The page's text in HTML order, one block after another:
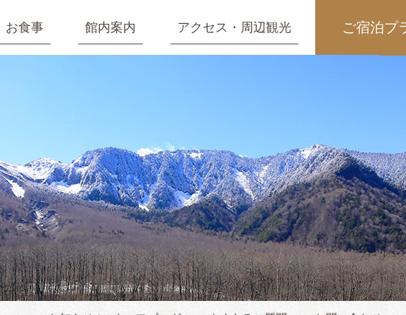
お食事 館内案内 アクセス・周辺観光 ご宿泊プ